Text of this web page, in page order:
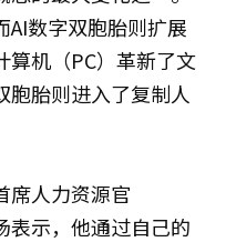
AI数字双胞胎则扩展
算机（PC）革新了文
胞胎则进入了复制人
席人力资源官
表示，他通过自己的